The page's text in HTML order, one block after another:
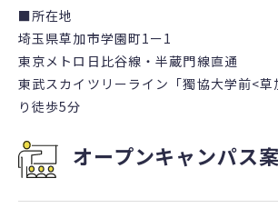
■所在地
埼玉県草加市学園町1ー1
東京メトロ日比谷線・半蔵門線直通
東武スカイツリーライン「獨協大学前<草
り徒歩5分
オープンキャンパス